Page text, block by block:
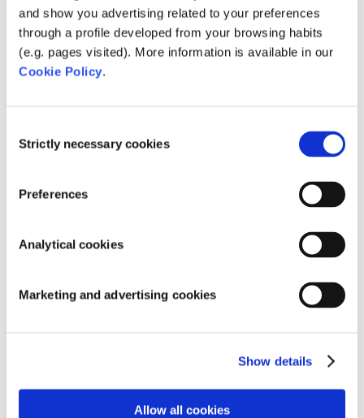
and show you advertising related to your preferences
through a profile developed from your browsing habits
(e.g. pages visited). More information is available in our
Cookie Policy.
Selection
Strictly necessary cookies
Preferences
Analytical cookies
Marketing and advertising cookies
Show details
Allow all cookies
Betreff*